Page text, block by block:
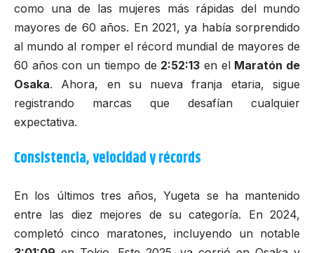
como una de las mujeres más rápidas del mundo
mayores de 60 años. En 2021, ya había sorprendido
al mundo al romper el récord mundial de mayores de
60 años con un tiempo de 2:52:13 en el Maratón de
Osaka. Ahora, en su nueva franja etaria, sigue
registrando marcas que desafían cualquier
expectativa.
Consistencia, velocidad y récords
En los últimos tres años, Yugeta se ha mantenido
entre las diez mejores de su categoría. En 2024,
completó cinco maratones, incluyendo un notable